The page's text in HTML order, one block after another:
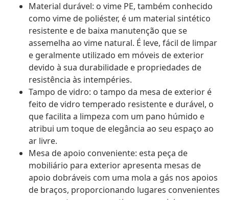
Material durável: o vime PE, também conhecido
como vime de poliéster, é um material sintético
resistente e de baixa manutenção que se
assemelha ao vime natural. É leve, fácil de limpar
e geralmente utilizado em móveis de exterior
devido à sua durabilidade e propriedades de
resistência às intempéries.
Tampo de vidro: o tampo da mesa de exterior é
feito de vidro temperado resistente e durável, o
que facilita a limpeza com um pano húmido e
atribui um toque de elegância ao seu espaço ao
ar livre.
Mesa de apoio conveniente: esta peça de
mobiliário para exterior apresenta mesas de
apoio dobráveis com uma mola a gás nos apoios
de braços, proporcionando lugares convenientes